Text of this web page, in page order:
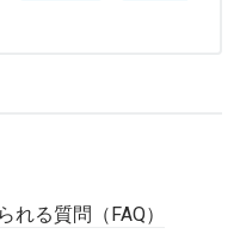
れる質問（FAQ）